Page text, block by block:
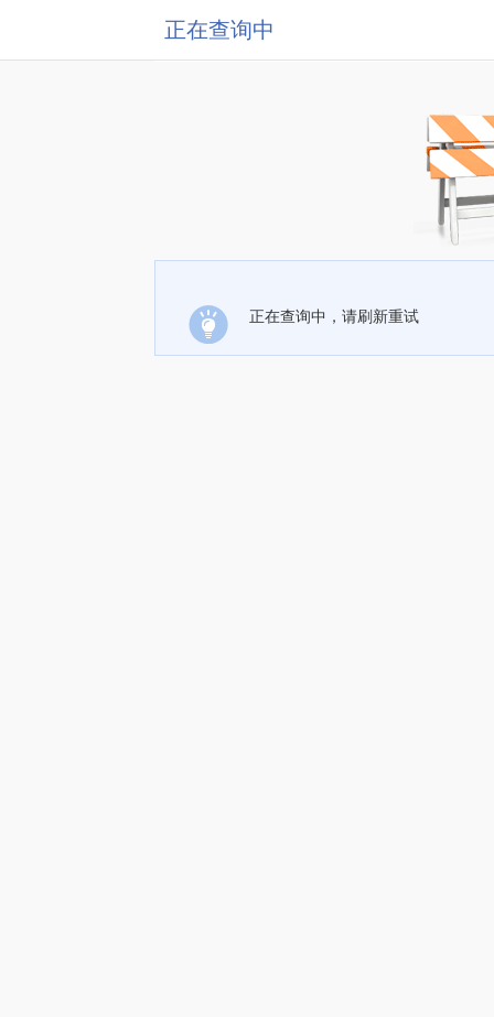
正在查询中
正在查询中，请刷新重试